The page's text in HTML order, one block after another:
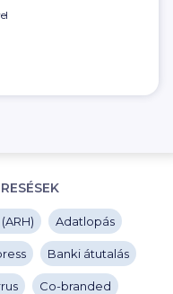
Adatlopás
Banki átutalás
Co-branded